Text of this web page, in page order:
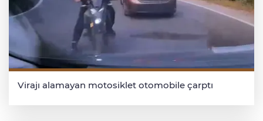
Virajı alamayan motosiklet otomobile çarptı